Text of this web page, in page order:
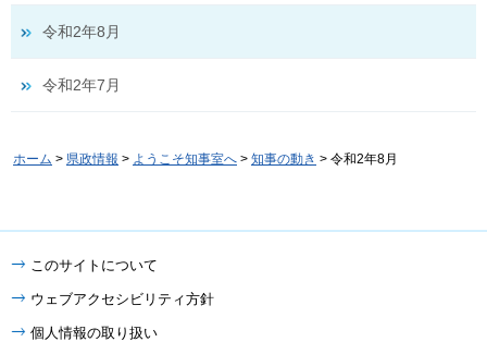
令和2年8月
令和2年7月
ホーム > 県政情報 > ようこそ知事室へ > 知事の動き > 令和2年8月
このサイトについて
ウェブアクセシビリティ方針
個人情報の取り扱い